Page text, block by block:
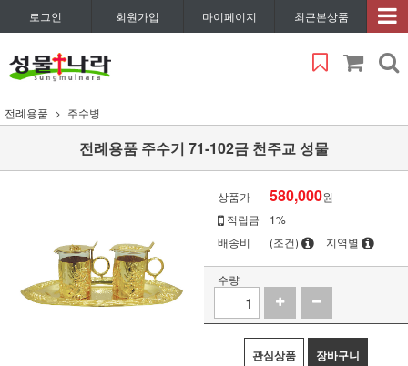
로그인 회원가입 마이페이지 최근본상품
전례용품 주수병
전례용품 주수기 71-102금 천주교 성물
상품가 580,000원
적립금
1%
배송비
(조건) 지역별
수량
관심상품 장바구니